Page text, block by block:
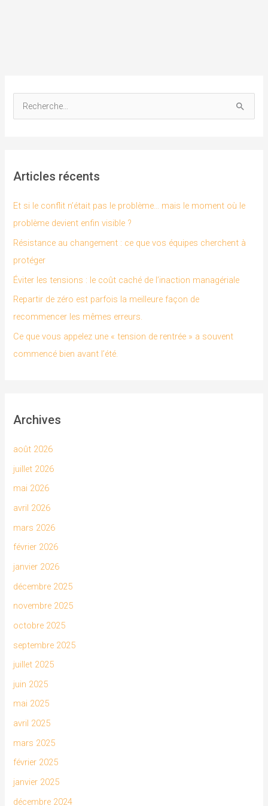
e
h
e
r
:
Articles récents
Et si le conflit n’était pas le problème… mais le moment où le
problème devient enfin visible ?
Résistance au changement : ce que vos équipes cherchent à
protéger
Éviter les tensions : le coût caché de l’inaction managériale
Repartir de zéro est parfois la meilleure façon de
recommencer les mêmes erreurs.
Ce que vous appelez une « tension de rentrée » a souvent
commencé bien avant l’été.
Archives
août 2026
juillet 2026
mai 2026
avril 2026
mars 2026
février 2026
janvier 2026
décembre 2025
novembre 2025
octobre 2025
septembre 2025
juillet 2025
juin 2025
mai 2025
avril 2025
mars 2025
février 2025
janvier 2025
décembre 2024